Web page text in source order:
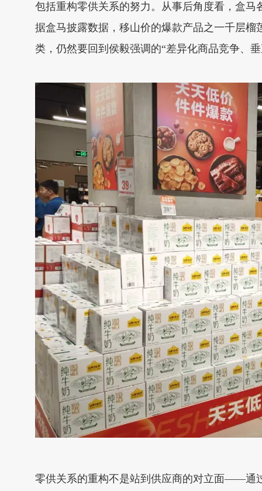
包括重构零供关系的努力。从事后角度看，盒
据盒马披露数据，移山价的爆款产品之一千层榴
类，仍然要回到侯毅强调的“差异化商品竞争、
零供关系的重构不是站到供应商的对立面——通